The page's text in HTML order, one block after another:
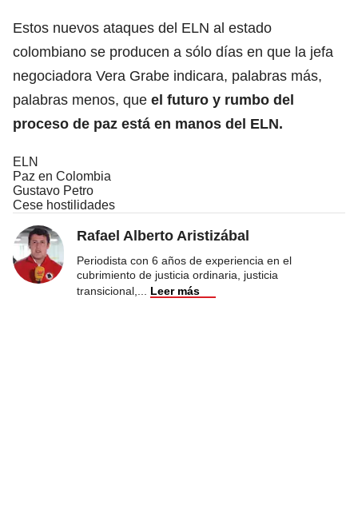
Estos nuevos ataques del ELN al estado
colombiano se producen a sólo días en que la jefa
negociadora Vera Grabe indicara, palabras más,
palabras menos, que el futuro y rumbo del
proceso de paz está en manos del ELN.
ELN
Paz en Colombia
Gustavo Petro
Cese hostilidades
Rafael Alberto Aristizábal
Periodista con 6 años de experiencia en el
cubrimiento de justicia ordinaria, justicia
transicional,
Leer más